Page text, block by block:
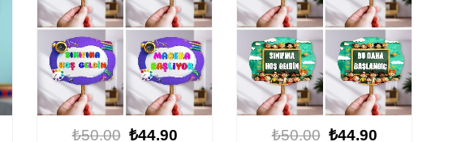
₺50.00 ₺44.90 ₺50.00 ₺44.90